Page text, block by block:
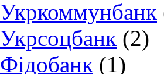
Укркоммунбанк
Укрсоцбанк (2)
Фідобанк (1)